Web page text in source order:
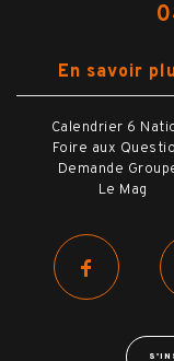
En savoir
Calendrier 6
Foire aux
Demande
Le Mag